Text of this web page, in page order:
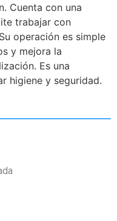
Cuenta con una
trabajar con
operación es simple
y mejora la
Es una
higiene y seguridad.